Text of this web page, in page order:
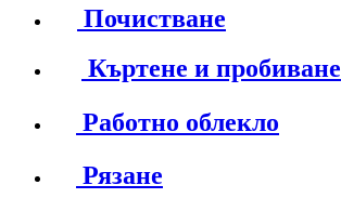
Почистване
Къртене и пробиване
Работно облекло
Рязане